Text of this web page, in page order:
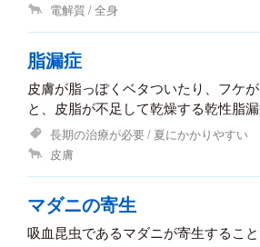
電解質 全身
脂漏症
皮膚が脂っぽくベタついたり、フケ
と、皮脂が不足して乾燥する乾性脂漏
長期の治療が必要
夏にかかりやすい
皮膚
マダニの寄生
吸血昆虫であるマダニが寄生するこ